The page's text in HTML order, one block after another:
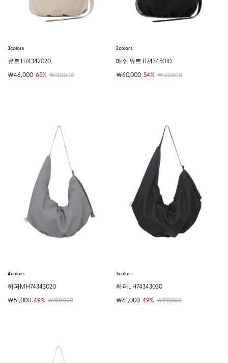
3colors
뮤트 H74342020
￦46,000 65% ￦130,000
2colors
매쉬 뮤트 H74345010
￦60,000 54% ￦130,000
4colors
하퍼M H74343020
￦51,000 49% ￦100,000
3colors
하퍼L H74343030
￦61,000 49% ￦120,000